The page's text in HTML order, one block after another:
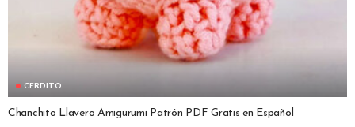
CERDITO
Chanchito Llavero Amigurumi Patrón PDF Gratis en Español